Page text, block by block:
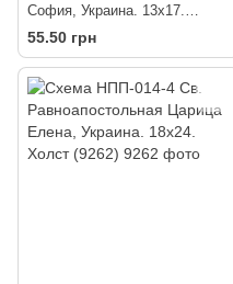
София, Украина. 13х17.
Количество цветов : 8.
Частичная. (9152)
55.50 грн